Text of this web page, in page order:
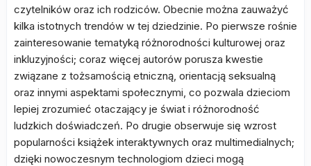
czytelników oraz ich rodziców. Obecnie można zauważyć
kilka istotnych trendów w tej dziedzinie. Po pierwsze rośnie
zainteresowanie tematyką różnorodności kulturowej oraz
inkluzyjności; coraz więcej autorów porusza kwestie
związane z tożsamością etniczną, orientacją seksualną
oraz innymi aspektami społecznymi, co pozwala dzieciom
lepiej zrozumieć otaczający je świat i różnorodność
ludzkich doświadczeń. Po drugie obserwuje się wzrost
popularności książek interaktywnych oraz multimedialnych;
dzięki nowoczesnym technologiom dzieci mogą